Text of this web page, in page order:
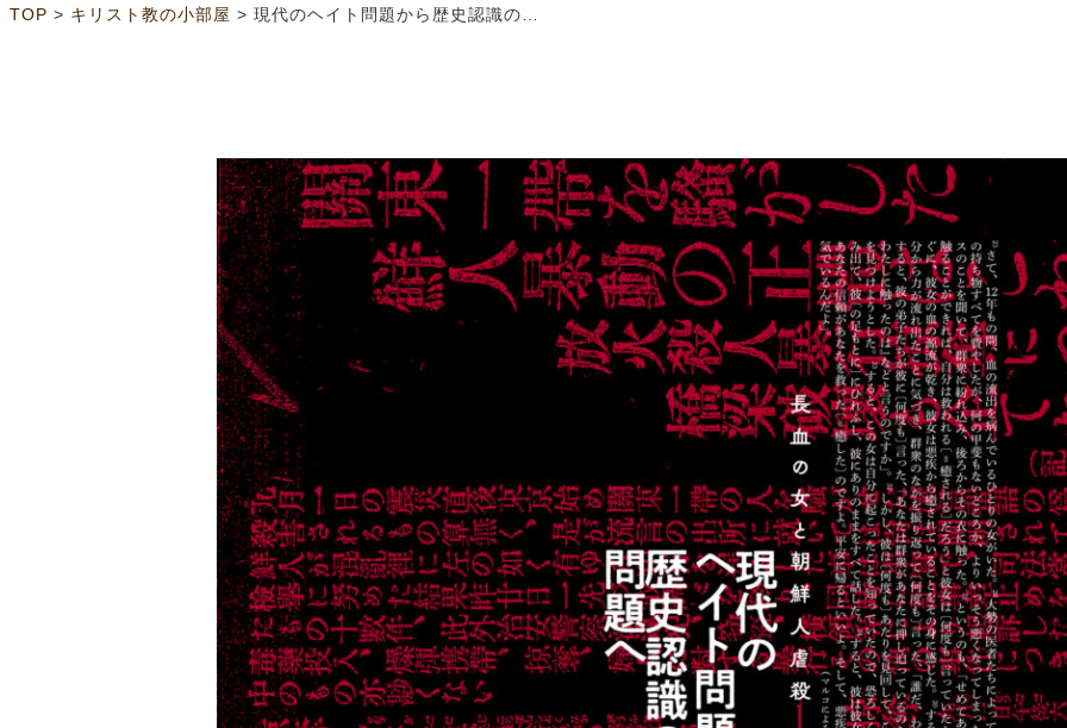
TOP > キリスト教の小部屋 > 現代のヘイト問題から歴史認識の問題へ